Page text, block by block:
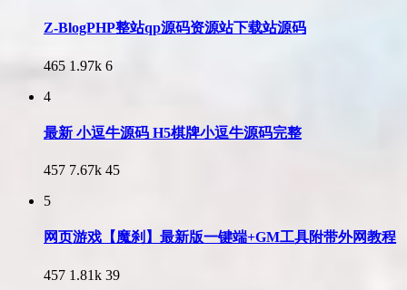
Z-BlogPHP整站qp源码资源站下载站源码
465 1.97k 6
4
最新 小逗牛源码 H5棋牌小逗牛源码完整
457 7.67k 45
5
网页游戏【魔刹】最新版一键端+GM工具附带外网教程
457 1.81k 39